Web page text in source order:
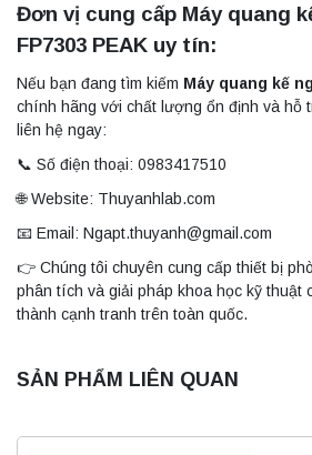
Đơn vị cung cấp Máy quang
FP7303 PEAK uy tín:
Nếu bạn đang tìm kiếm Máy quang kế
chính hãng với chất lượng ổn định và hỗ
liên hệ ngay:
📞 Số điện thoại: 0983417510
🌐 Website: Thuyanhlab.com
📧 Email: Ngapt.thuyanh@gmail.com
👉 Chúng tôi chuyên cung cấp thiết bị
phân tích và giải pháp khoa học kỹ thuật
thành cạnh tranh trên toàn quốc.
SẢN PHẨM LIÊN QUAN